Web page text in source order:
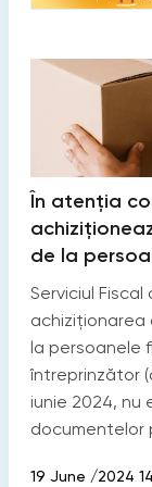
În atenția
de la
Serviciul
achiziționarea
la persoanele
întreprinzător
iunie 2024, nu
documentelor
19 June /2024